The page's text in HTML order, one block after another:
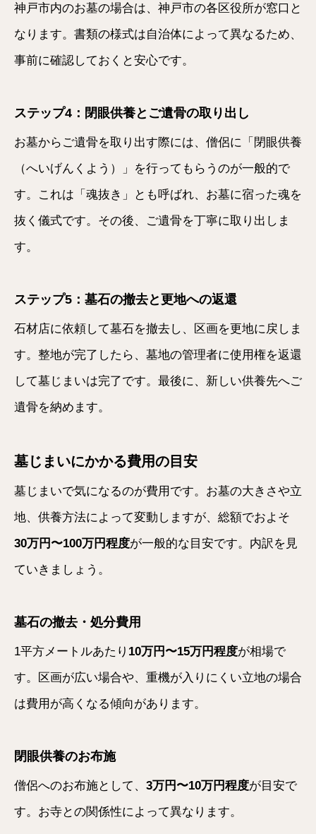
神戸市内のお墓の場合は、神戸市の各区役所が窓口と
なります。書類の様式は自治体によって異なるため、
事前に確認しておくと安心です。
ステップ4：閉眼供養とご遺骨の取り出し
お墓からご遺骨を取り出す際には、僧侶に「閉眼供養
（へいげんくよう）」を行ってもらうのが一般的で
す。これは「魂抜き」とも呼ばれ、お墓に宿った魂を
抜く儀式です。その後、ご遺骨を丁寧に取り出しま
す。
ステップ5：墓石の撤去と更地への返還
石材店に依頼して墓石を撤去し、区画を更地に戻しま
す。整地が完了したら、墓地の管理者に使用権を返還
して墓じまいは完了です。最後に、新しい供養先へご
遺骨を納めます。
墓じまいにかかる費用の目安
墓じまいで気になるのが費用です。お墓の大きさや立
地、供養方法によって変動しますが、総額でおよそ
30万円〜100万円程度が一般的な目安です。内訳を見
ていきましょう。
墓石の撤去・処分費用
1平方メートルあたり 10万円〜15万円程度が相場で
す。区画が広い場合や、重機が入りにくい立地の場合
は費用が高くなる傾向があります。
閉眼供養のお布施
僧侶へのお布施として、 3万円〜10万円程度が目安で
す。お寺との関係性によって異なります。